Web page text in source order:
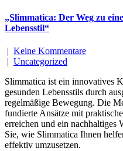
„Slimmatica: Der Weg zu
Lebensstil“
| Keine Kommentare
| Uncategorized
Slimmatica ist ein innovatives
gesunden Lebensstils durch
regelmäßige Bewegung. Die
fundierte Ansätze mit
erreichen und ein nachhaltiges
Sie, wie Slimmatica Ihnen
effektiv umzusetzen.